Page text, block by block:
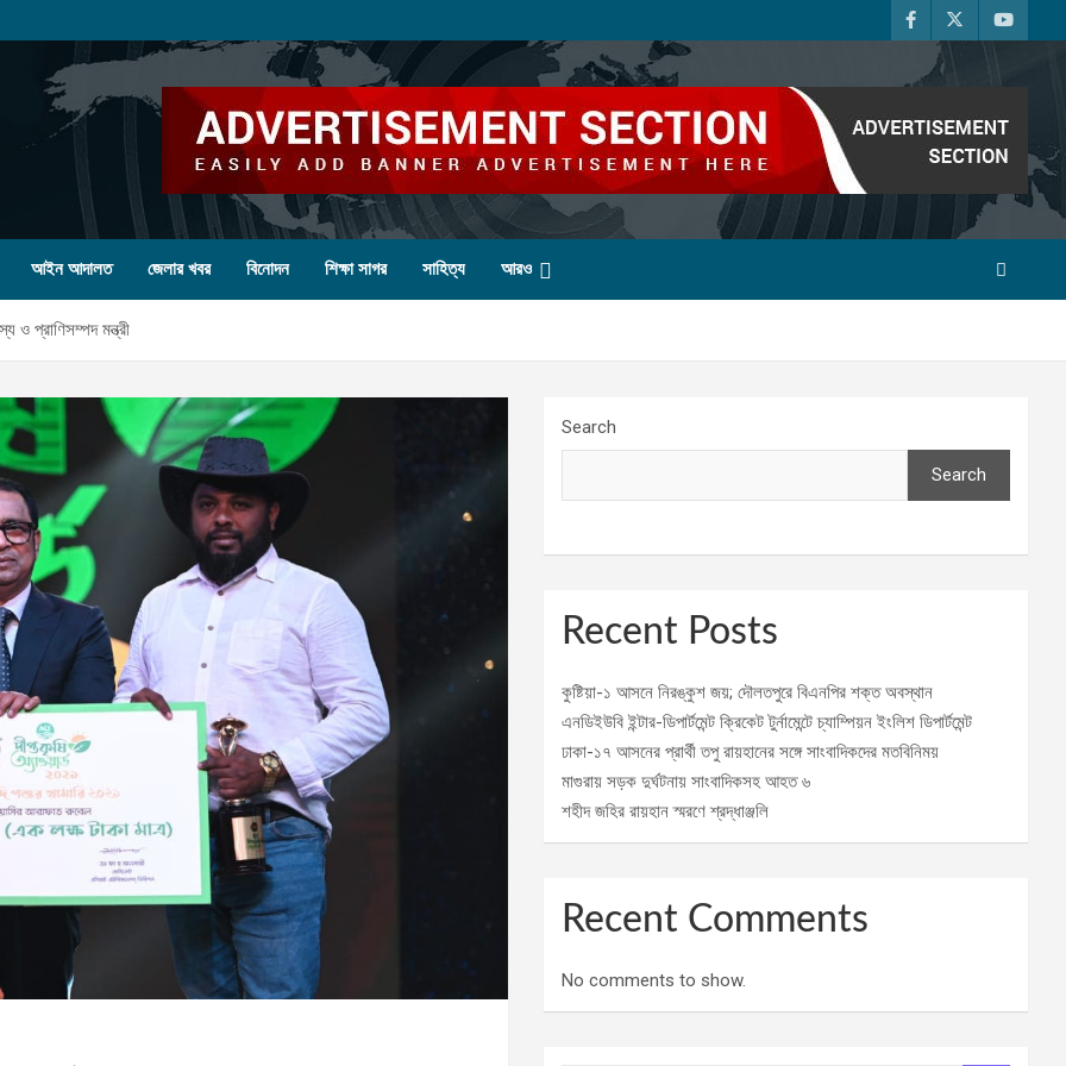
আইন আদালত জেলার খবর বিনোদন শিক্ষা সাগর সাহিত্য আরও
ও প্রাণিসম্পদ মন্ত্রী
Search
Search
Recent Posts
কুষ্টিয়া-১ আসনে নিরঙ্কুশ জয়; দৌলতপুরে বিএনপির শক্ত অবস্থান
এনডিইউবি ইন্টার-ডিপার্টমেন্ট ক্রিকেট টুর্নামেন্টে চ্যাম্পিয়ন ইংলিশ ডিপার্টমেন্ট
ঢাকা-১৭ আসনের প্রার্থী তপু রায়হানের সঙ্গে সাংবাদিকদের মতবিনিময়
মাগুরায় সড়ক দুর্ঘটনায় সাংবাদিকসহ আহত ৬
শহীদ জহির রায়হান স্মরণে শ্রদ্ধাঞ্জলি
Recent Comments
No comments to show.